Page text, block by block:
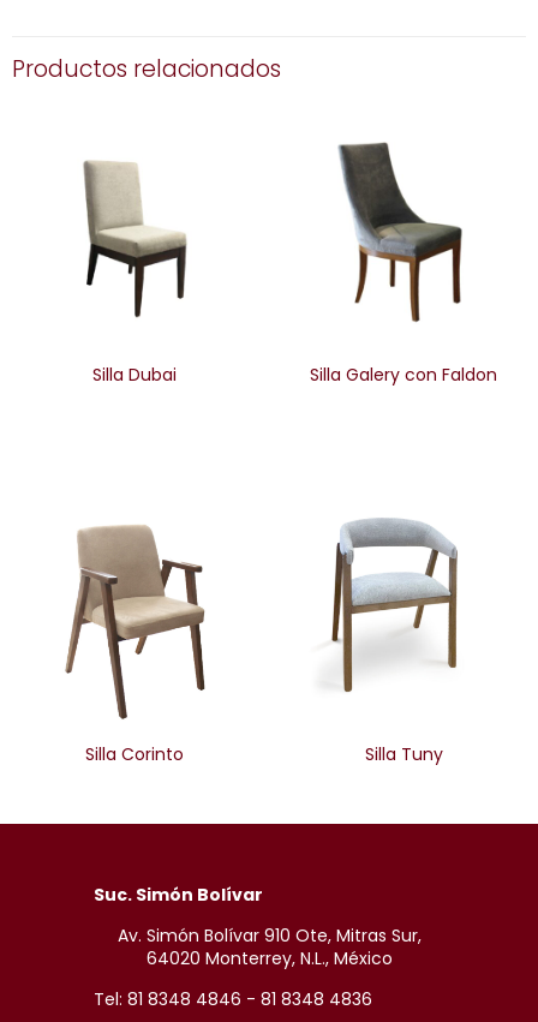
Productos relacionados
Silla Dubai Silla Galery con Faldon
Silla Corinto Silla Tuny
Suc. Simón Bolívar
Av. Simón Bolívar 910 Ote, Mitras Sur,
64020 Monterrey, N.L., México
Tel: 81 8348 4846 - 81 8348 4836